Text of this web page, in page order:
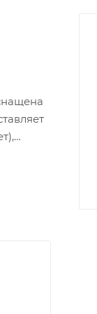
12 В